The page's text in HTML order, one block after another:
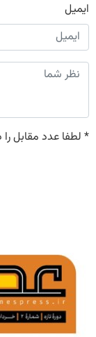
ایمیل
*لطفا عدد مقابل